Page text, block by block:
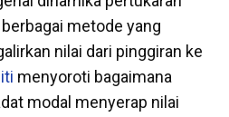
metode yang
nilai dari pinggiran ke
menyoroti bagaimana
modal menyerap nilai